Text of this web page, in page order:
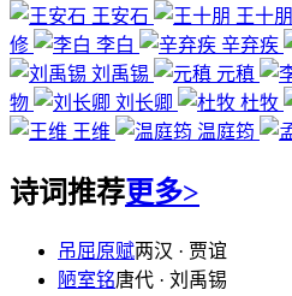
王安石
王十朋
修
李白 辛弃疾
刘禹锡
元稹
物
刘长卿 杜牧
王维
温庭筠
诗词推荐更多>
吊屈原赋两汉 · 贾谊
陋室铭唐代 · 刘禹锡